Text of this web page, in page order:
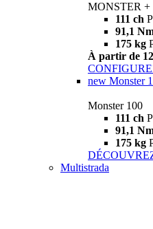
MONSTER +
111 ch
91,1
175 kg
À partir de
new Monster
Monster 100
111 ch
91,1
175 kg
Multistrada